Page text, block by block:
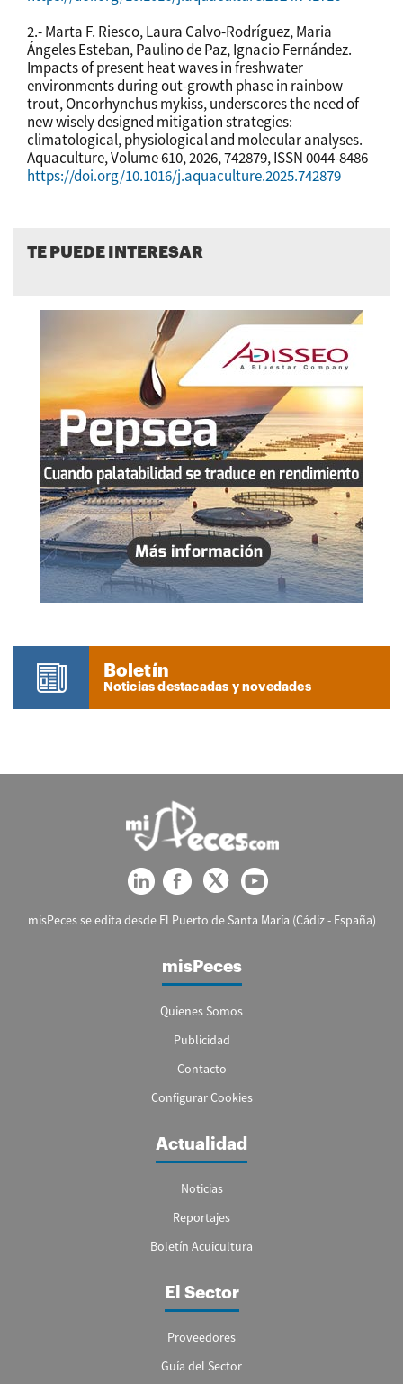
2.- Marta F. Riesco, Laura Calvo-Rodríguez, Maria
Ángeles Esteban, Paulino de Paz, Ignacio Fernández.
Impacts of present heat waves in freshwater
environments during out-growth phase in rainbow
trout, Oncorhynchus mykiss, underscores the need of
new wisely designed mitigation strategies:
climatological, physiological and molecular analyses.
Aquaculture, Volume 610, 2026, 742879, ISSN 0044-8486
https://doi.org/10.1016/j.aquaculture.2025.742879
TE PUEDE INTERESAR
Boletín
Noticias destacadas y novedades
misPeces se edita desde El Puerto de Santa María (Cádiz - España)
misPeces
Quienes Somos
Publicidad
Contacto
Configurar Cookies
Actualidad
Noticias
Reportajes
Boletín Acuicultura
El Sector
Proveedores
Guía del Sector